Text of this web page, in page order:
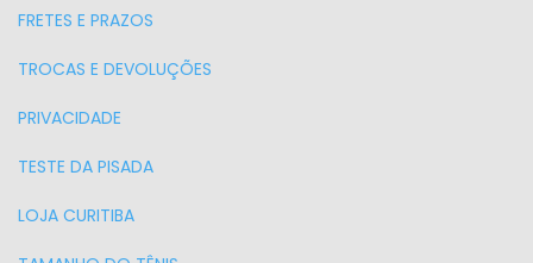
FRETES E PRAZOS
TROCAS E DEVOLUÇÕES
PRIVACIDADE
TESTE DA PISADA
LOJA CURITIBA